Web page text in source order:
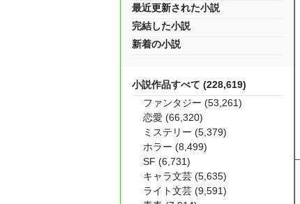
最近更新された小説
完結した小説
新着の小説
小説作品すべて (228,619)
ファンタジー (53,261)
恋愛 (66,320)
ミステリー (5,379)
ホラー (8,499)
SF (6,731)
キャラ文芸 (5,635)
ライト文芸 (9,591)